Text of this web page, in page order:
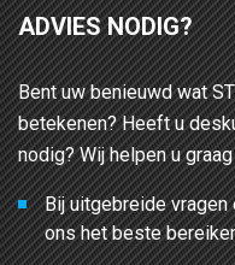
ADVIES NODIG?
Bent uw benieuwd wat
betekenen? Heeft u
nodig? Wij helpen u
Bij uitgebreide vragen
ons het beste